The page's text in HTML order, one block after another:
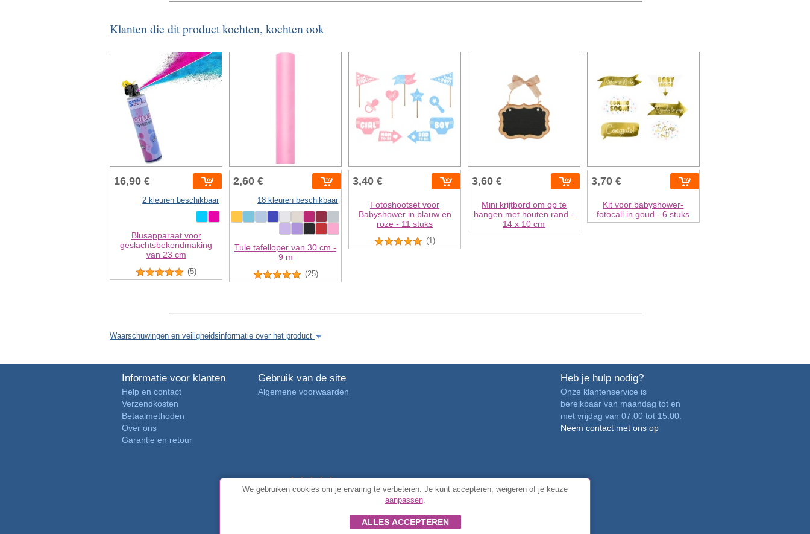
Klanten die dit product kochten, kochten ook
16,90 €
2 kleuren beschikbaar
Blusapparaat voor
geslachtsbekendmaking
van 23 cm
(5)
2,60 €
18 kleuren beschikbaar
Tule tafelloper van 30 cm -
9 m
(25)
3,40 €
Fotoshootset voor
Babyshower in blauw en
roze - 11 stuks
(1)
3,60 €
Mini krijtbord om op te
hangen met houten rand -
14 x 10 cm
3,70 €
Kit voor babyshower-
fotocall in goud - 6 stuks
Waarschuwingen en veiligheidsinformatie over het product
Informatie voor klanten
Help en contact
Verzendkosten
Betaalmethoden
Over ons
Garantie en retour
Gebruik van de site
Algemene voorwaarden
Heb je hulp nodig?
Onze klantenservice is
bereikbaar van maandag tot en
met vrijdag van 07:00 tot 15:00.
Neem contact met ons op
4.7/5 van3889 geverifieerde klantbeoordelingen
© Alle rechten voorbehouden FunToCome
We gebruiken cookies om je ervaring te verbeteren. Je kunt accepteren, weigeren of je keuze
aanpassen.
ALLES ACCEPTEREN